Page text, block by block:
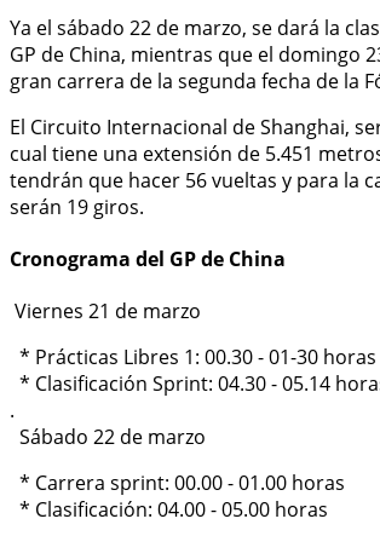
Ya el sábado 22 de marzo, se dará la
GP de China, mientras que el domingo
gran carrera de la segunda fecha de la
El Circuito Internacional de Shanghai,
cual tiene una extensión de 5.451
tendrán que hacer 56 vueltas y para la
serán 19 giros.
Cronograma del GP de China
Viernes 21 de marzo
* Prácticas Libres 1: 00.30 - 01-30 horas
* Clasificación Sprint: 04.30 - 05.14
.
Sábado 22 de marzo
* Carrera sprint: 00.00 - 01.00 horas
* Clasificación: 04.00 - 05.00 horas